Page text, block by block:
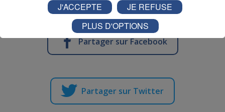
Partager sur Facebook
Partager sur Twitter
J'ACCEPTE
JE REFUSE
PLUS D'OPTIONS